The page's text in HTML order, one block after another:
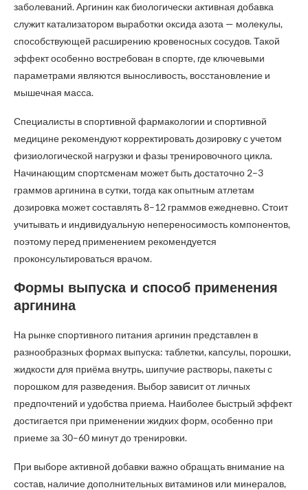
заболеваний. Аргинин как биологически активная добавка
служит катализатором выработки оксида азота — молекулы,
способствующей расширению кровеносных сосудов. Такой
эффект особенно востребован в спорте, где ключевыми
параметрами являются выносливость, восстановление и
мышечная масса.
Специалисты в спортивной фармакологии и спортивной
медицине рекомендуют корректировать дозировку с учетом
физиологической нагрузки и фазы тренировочного цикла.
Начинающим спортсменам может быть достаточно 2–3
граммов аргинина в сутки, тогда как опытным атлетам
дозировка может составлять 8–12 граммов ежедневно. Стоит
учитывать и индивидуальную непереносимость компонентов,
поэтому перед применением рекомендуется
проконсультироваться врачом.
Формы выпуска и способ применения
аргинина
На рынке спортивного питания аргинин представлен в
разнообразных формах выпуска: таблетки, капсулы, порошки,
жидкости для приёма внутрь, шипучие растворы, пакеты с
порошком для разведения. Выбор зависит от личных
предпочтений и удобства приема. Наиболее быстрый эффект
достигается при применении жидких форм, особенно при
приеме за 30–60 минут до тренировки.
При выборе активной добавки важно обращать внимание на
состав, наличие дополнительных витаминов или минералов,